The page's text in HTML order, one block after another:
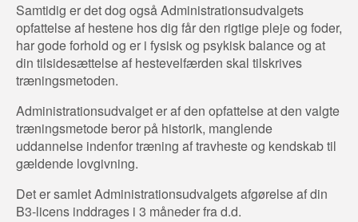
Samtidig er det dog også Administrationsudvalgets
opfattelse af hestene hos dig får den rigtige pleje og foder,
har gode forhold og er i fysisk og psykisk balance og at
din tilsidesættelse af hestevelfærden skal tilskrives
træningsmetoden.
Administrationsudvalget er af den opfattelse at den valgte
træningsmetode beror på historik, manglende
uddannelse indenfor træning af travheste og kendskab til
gældende lovgivning.
Det er samlet Administrationsudvalgets afgørelse af din
B3-licens inddrages i 3 måneder fra d.d.